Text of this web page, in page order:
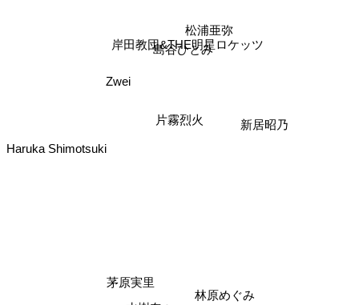
片霧烈火
島谷ひとみ
岸田教団&THE明星ロケッツ
松浦亜弥
林原めぐみ
新居昭乃
茅原実里